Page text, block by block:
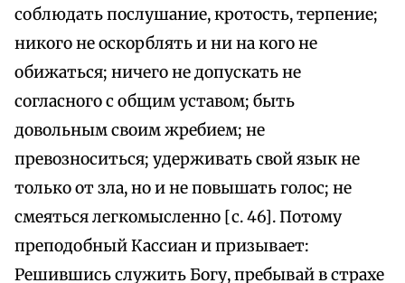
соблюдать послушание, кротость, терпение;
никого не оскорблять и ни на кого не
обижаться; ничего не допускать не
согласного с общим уставом; быть
довольным своим жребием; не
превозноситься; удерживать свой язык не
только от зла, но и не повышать голос; не
смеяться легкомысленно [с. 46]. Потому
преподобный Кассиан и призывает:
Решившись служить Богу, пребывай в страхе